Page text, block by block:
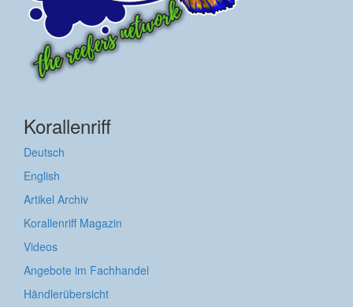
Korallenriff
Deutsch
English
Artikel Archiv
Korallenriff Magazin
Videos
Angebote im Fachhandel
Händlerübersicht